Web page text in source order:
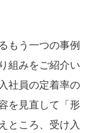
もう一つの事例
組みをご紹介い
社員の定着率の
を見直して「形
ところ、受け入